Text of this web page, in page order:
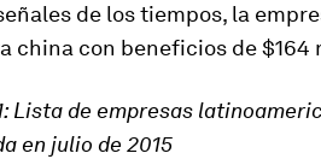
de los tiempos, la
china con beneficios de $164
Lista de empresas
en julio de 2015